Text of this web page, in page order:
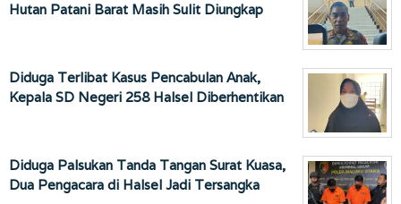
Hutan Patani Barat Masih Sulit Diungkap
Diduga Terlibat Kasus Pencabulan Anak,
Kepala SD Negeri 258 Halsel Diberhentikan
Diduga Palsukan Tanda Tangan Surat Kuasa,
Dua Pengacara di Halsel Jadi Tersangka